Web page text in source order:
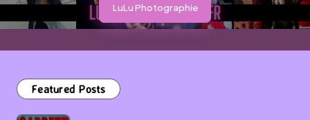
LuLu Photographie
Featured Posts